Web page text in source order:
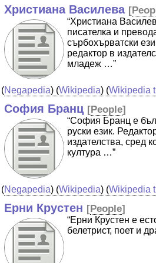
Христиана Василева [
“Христиана
писателка и
сърбохърватски
редактор в
младеж …”
(Negapedia) (Wikipedia) (Wikipedia
София Бранц [People]
“София Бранц е
руски език.
издателства, сред
култура …”
(Negapedia) (Wikipedia) (Wikipedia
Ерни Крустен [People]
“Ерни Крустен е
белетрист, поет и